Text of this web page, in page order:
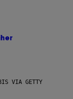
VIA GETTY